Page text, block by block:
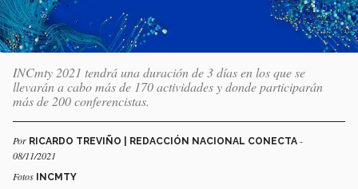
INCmty 2021 tendrá una duración de 3 días en los que se
llevarán a cabo más de 170 actividades y donde participarán
más de 200 conferencistas.
Por RICARDO TREVIÑO | REDACCIÓN NACIONAL CONECTA -
08/11/2021
Fotos INCMTY